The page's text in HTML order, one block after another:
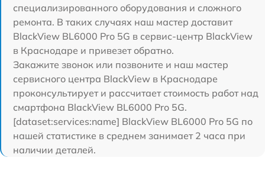
специализированного оборудования и сложного
ремонта. В таких случаях наш мастер доставит
BlackView BL6000 Pro 5G в сервис-центр BlackView
в Краснодаре и привезет обратно.
Закажите звонок или позвоните и наш мастер
сервисного центра BlackView в Краснодаре
проконсультирует и рассчитает стоимость работ над
смартфона BlackView BL6000 Pro 5G.
[dataset:services:name] BlackView BL6000 Pro 5G по
нашей статистике в среднем занимает 2 часа при
наличии деталей.